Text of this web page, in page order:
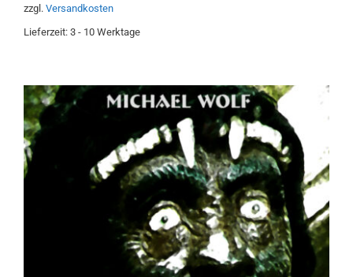
zzgl. Versandkosten
Lieferzeit: 3 - 10 Werktage